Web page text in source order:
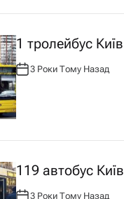
1 тролейбус Київ
А
В
Т
О
Р
:
3 Роки Тому Назад
119 автобус Київ
3 Роки Тому Назад